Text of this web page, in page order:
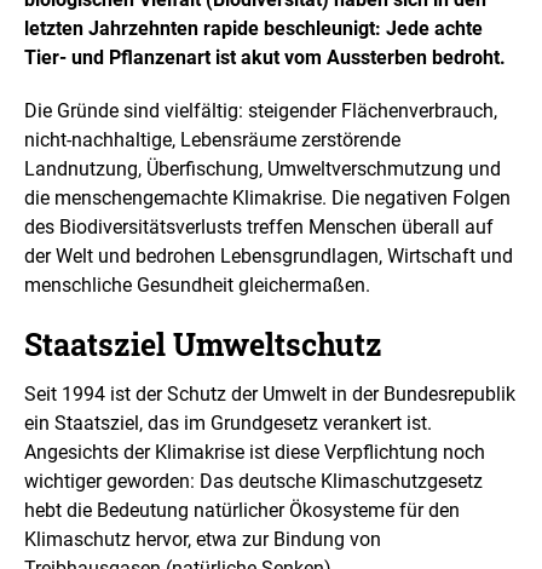
letzten Jahrzehnten rapide beschleunigt: Jede achte
Tier- und Pflanzenart ist akut vom Aussterben bedroht.
Die Gründe sind vielfältig: steigender Flächenverbrauch,
nicht-nachhaltige, Lebensräume zerstörende
Landnutzung, Überfischung, Umweltverschmutzung und
die menschengemachte Klimakrise. Die negativen Folgen
des Biodiversitätsverlusts treffen Menschen überall auf
der Welt und bedrohen Lebensgrundlagen, Wirtschaft und
menschliche Gesundheit gleichermaßen.
Staatsziel Umweltschutz
Seit 1994 ist der Schutz der Umwelt in der Bundesrepublik
ein Staatsziel, das im Grundgesetz verankert ist.
Angesichts der Klimakrise ist diese Verpflichtung noch
wichtiger geworden: Das deutsche Klimaschutzgesetz
hebt die Bedeutung natürlicher Ökosysteme für den
Klimaschutz hervor, etwa zur Bindung von